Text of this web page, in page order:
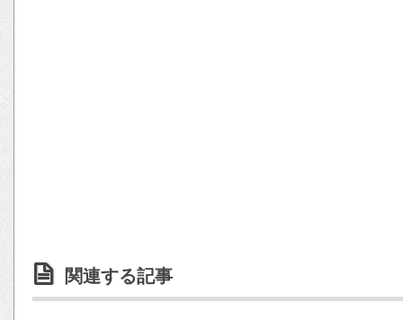
関連する記事